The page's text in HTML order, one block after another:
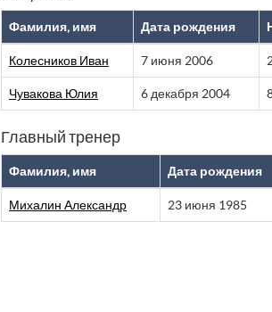
Фамилия, имя Дата рождения
Колесников Иван 7 июня 2006
Чувакова Юлия 6 декабря 2004
Главный тренер
Фамилия, имя Дата рождения
Михалин Александр 23 июня 1985